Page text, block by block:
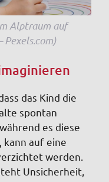
Alptraum auf
Pexels.com)
das Kind die
spontan
es diese
kann auf eine
werden.
Unsicherheit,